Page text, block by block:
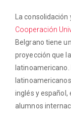
La
Cooperación
Belgrano tiene
proyección que
inglés y español,
alumnos